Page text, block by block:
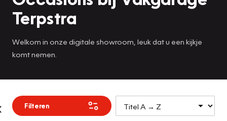
Terpstra
Welkom in onze digitale showroom, leuk dat u een kijkje
komt nemen.
Filteren